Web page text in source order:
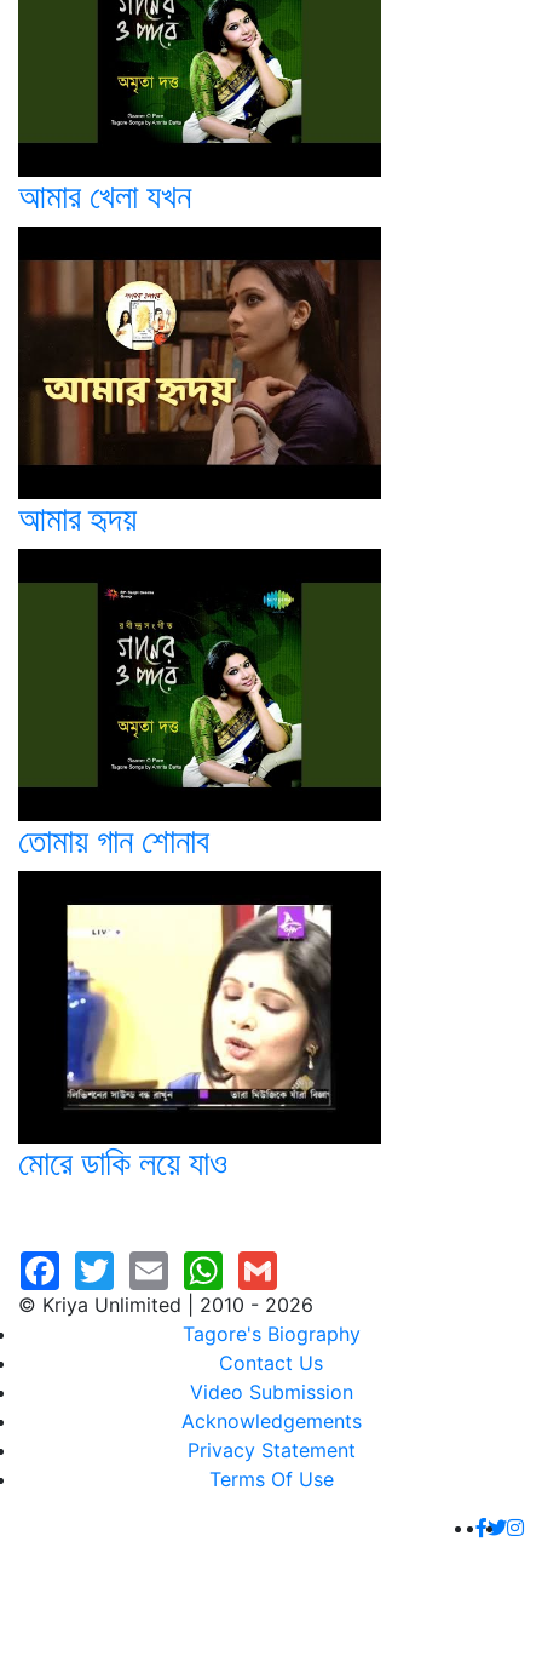
আমার খেলা যখন
আমার হৃদয়
তোমায় গান শোনাব
মোরে ডাকি লয়ে যাও
© Kriya Unlimited | 2010 - 2026
Tagore's Biography
Contact Us
Video Submission
Acknowledgements
Privacy Statement
Terms Of Use